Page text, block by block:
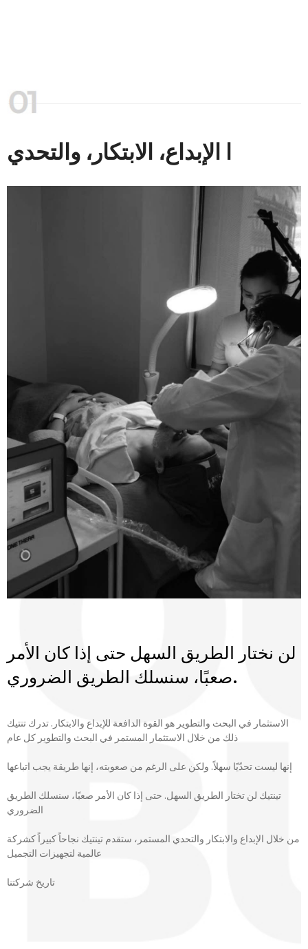
ا الإبداع، الابتكار، والتحدي
لن نختار الطريق السهل حتى إذا كان الأمر
صعبًا، سنسلك الطريق الضروري.
الاستثمار في البحث والتطوير هو القوة الدافعة للإبداع والابتكار. تدرك تنتيك
ذلك من خلال الاستثمار المستمر في البحث والتطوير كل عام
إنها ليست تحدّيًا سهلاً. ولكن على الرغم من صعوبته، إنها طريقة يجب اتباعها
تينتيك لن تختار الطريق السهل. حتى إذا كان الأمر صعبًا، سنسلك الطريق
الضروري
من خلال الإبداع والابتكار والتحدي المستمر، ستقدم تينتيك نجاحاً كبيراً كشركة
عالمية لتجهيزات التجميل
تاريخ شركتنا